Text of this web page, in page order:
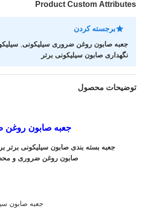
Product Custom Attributes
برجسته کردن
جعبه صابون روغن ضروری سیلیکونی
نگهداری صابون سیلیکونی برتر
توضیحات محصول
جعبه صابون روغن
جعبه بسته بندی صابون سیلیکونی
صابون روغن ضروری و
جعبه صابون